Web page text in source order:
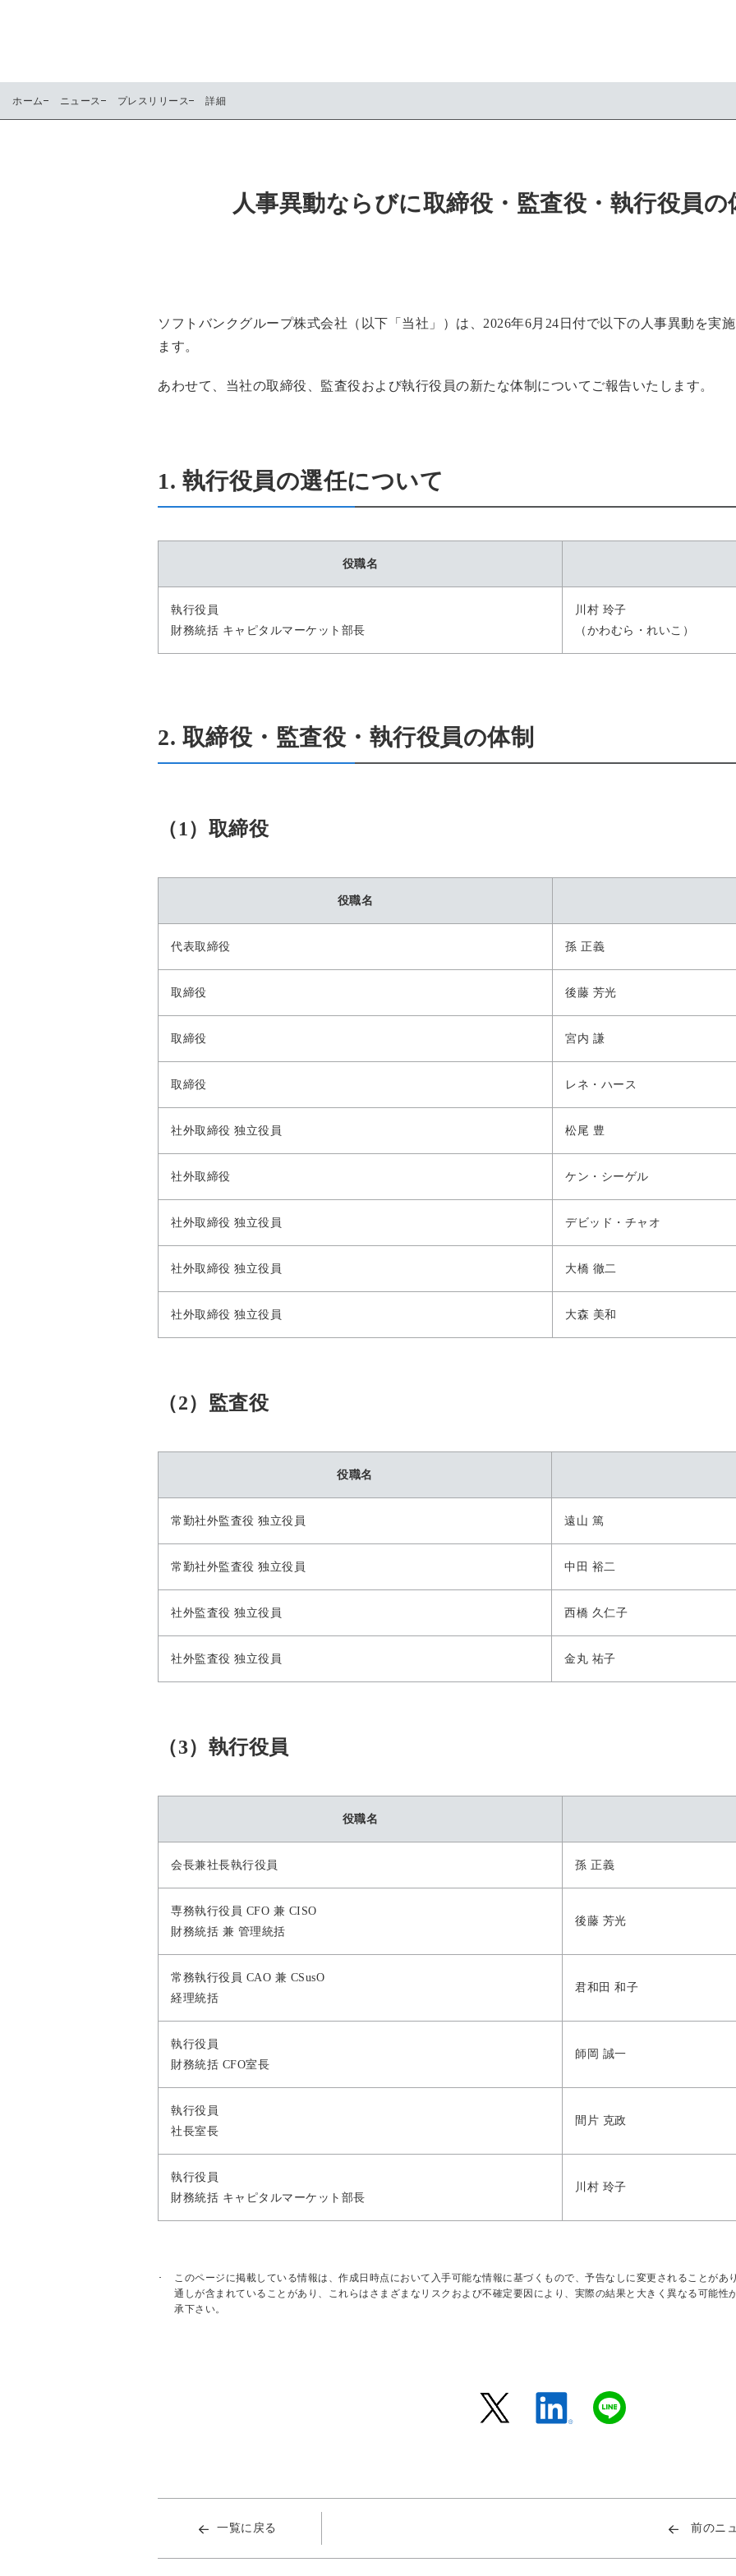
ホーム ニュース プレスリリース 詳細
人事異動ならびに取締役・監査役・執行役員
ソフトバンクグループ株式会社（以下「当社」）は、2026年6月24日付で以下の人事異動を実
ます。
あわせて、当社の取締役、監査役および執行役員の新たな体制についてご報告いたします。
1. 執行役員の選任について
役職名
執行役員
財務統括 キャピタルマーケット部長
川村 玲子
（かわむら・れいこ）
2. 取締役・監査役・執行役員の体制
（1）取締役
役職名
代表取締役 孫 正義
取締役 後藤 芳光
取締役 宮内 謙
取締役 レネ・ハース
社外取締役 独立役員 松尾 豊
社外取締役 ケン・シーゲル
社外取締役 独立役員 デビッド・チャオ
社外取締役 独立役員 大橋 徹二
社外取締役 独立役員 大森 美和
（2）監査役
役職名
常勤社外監査役 独立役員 遠山 篤
常勤社外監査役 独立役員 中田 裕二
社外監査役 独立役員 西橋 久仁子
社外監査役 独立役員 金丸 祐子
（3）執行役員
役職名
会長兼社長執行役員 孫 正義
専務執行役員 CFO 兼 CISO
財務統括 兼 管理統括
後藤 芳光
常務執行役員 CAO 兼 CSusO
経理統括
君和田 和子
執行役員
財務統括 CFO室長
師岡 誠一
執行役員
社長室長
間片 克政
執行役員
財務統括 キャピタルマーケット部長
川村 玲子
このページに掲載している情報は、作成日時点において入手可能な情報に基づくもので、予告なしに変更されることがあ
通しが含まれていることがあり、これらはさまざまなリスクおよび不確定要因により、実際の結果と大きく異なる可能性
承下さい。
一覧に戻る 前のニ